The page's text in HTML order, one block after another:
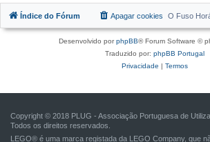
Índice do Fórum O Fuso
Apagar cookies
Desenvolvido porphpBB® Forum Software ©
Traduzido por: phpBB Portugal
Privacidade | Termos
Copyright © 2018 PLUG - Associação Portuguesa de
Todos os direitos reservados.
LEGO® é uma marca registada da LEGO Company, que